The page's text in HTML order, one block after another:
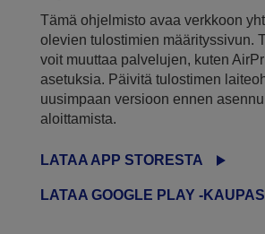
Tämä ohjelmisto avaa verkkoon
olevien tulostimien määrityssivun.
voit muuttaa palvelujen, kuten
asetuksia. Päivitä tulostimen
uusimpaan versioon ennen
aloittamista.
LATAA APP STORESTA
LATAA GOOGLE PLAY -